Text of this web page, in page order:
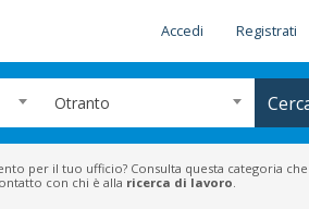
Accedi Registrati
Otranto
per il tuo ufficio? Consulta questa categoria
con chi è alla ricerca di lavoro.